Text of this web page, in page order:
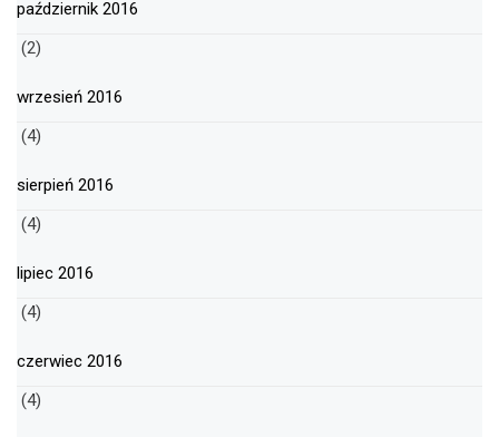
październik 2016
(2)
wrzesień 2016
(4)
sierpień 2016
(4)
lipiec 2016
(4)
czerwiec 2016
(4)